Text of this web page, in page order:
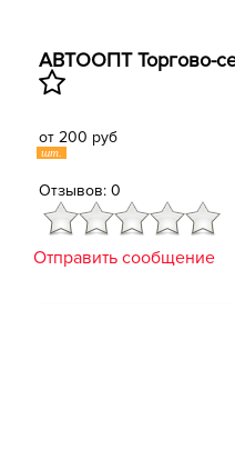
АВТООПТ Торгово-
от 200 руб
шт.
Отзывов: 0
Отправить сообщение